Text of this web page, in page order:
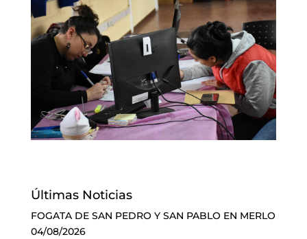
Últimas Noticias
FOGATA DE SAN PEDRO Y SAN PABLO EN MERLO
04/08/2026